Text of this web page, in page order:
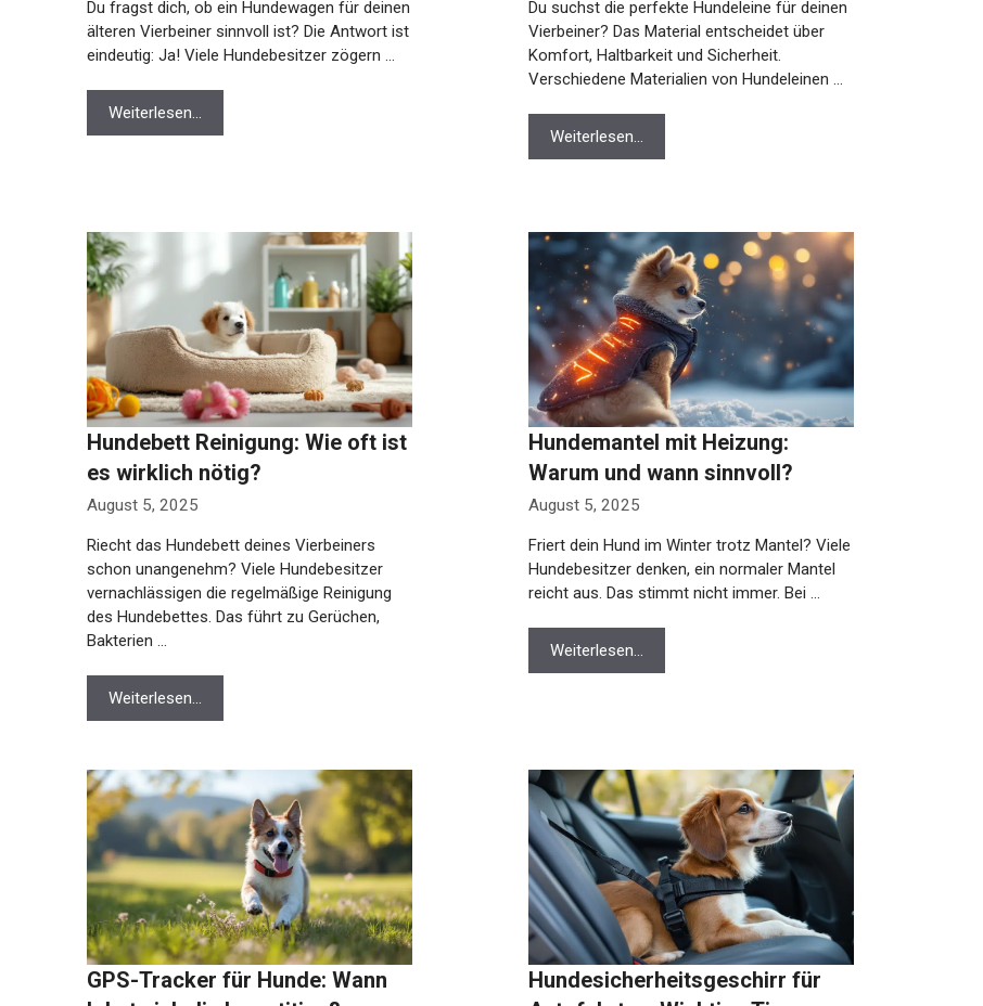
Du fragst dich, ob ein Hundewagen für deinen
älteren Vierbeiner sinnvoll ist? Die Antwort ist
eindeutig: Ja! Viele Hundebesitzer zögern …
Weiterlesen…
Du suchst die perfekte Hundeleine für deinen
Vierbeiner? Das Material entscheidet über
Komfort, Haltbarkeit und Sicherheit.
Verschiedene Materialien von Hundeleinen …
Weiterlesen…
August 5, 2025
Hundebett Reinigung: Wie oft ist
es wirklich nötig?
Riecht das Hundebett deines Vierbeiners
schon unangenehm? Viele Hundebesitzer
vernachlässigen die regelmäßige Reinigung
des Hundebettes. Das führt zu Gerüchen,
Bakterien …
Weiterlesen…
August 5, 2025
Hundemantel mit Heizung:
Warum und wann sinnvoll?
Friert dein Hund im Winter trotz Mantel? Viele
Hundebesitzer denken, ein normaler Mantel
reicht aus. Das stimmt nicht immer. Bei …
Weiterlesen…
GPS-Tracker für Hunde: Wann
Hundesicherheitsgeschirr für